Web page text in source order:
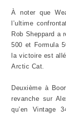
À noter que
l’ultime
Rob Sheppard a
500 et Formula
la victoire est
Arctic Cat.
Deuxième à
revanche sur
qu’en Vintage